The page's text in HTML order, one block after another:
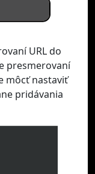
URL do
presmerovaní
môcť nastaviť
pridávania